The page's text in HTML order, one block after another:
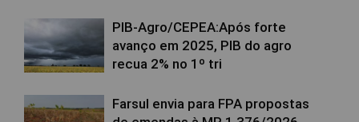
PIB-Agro/CEPEA:Após forte
avanço em 2025, PIB do agro
recua 2% no 1º tri
Farsul envia para FPA propostas